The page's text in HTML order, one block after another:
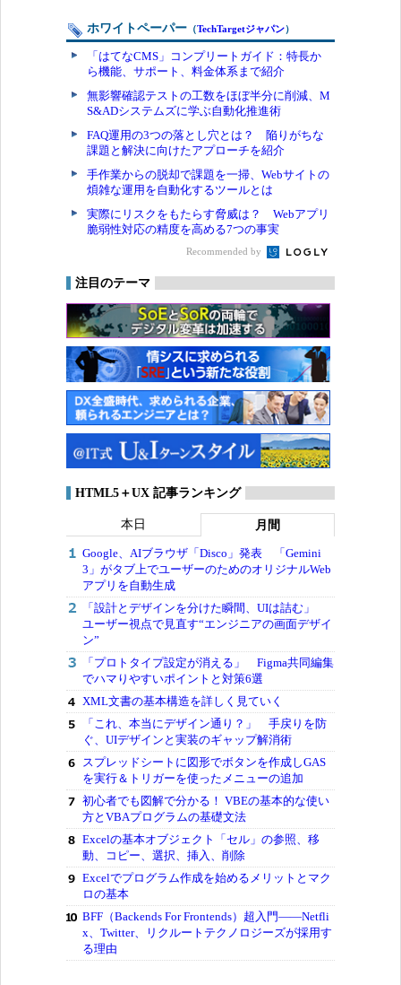
ホワイトペーパー （TechTargetジャパン）
「はてなCMS」コンプリートガイド：特長か
ら機能、サポート、料金体系まで紹介
無影響確認テストの工数をほぼ半分に削減、M
S&ADシステムズに学ぶ自動化推進術
FAQ運用の3つの落とし穴とは？ 陥りがちな
課題と解決に向けたアプローチを紹介
手作業からの脱却で課題を一掃、Webサイトの
煩雑な運用を自動化するツールとは
実際にリスクをもたらす脅威は？ Webアプリ
脆弱性対応の精度を高める7つの事実
Recommended by
注目のテーマ
HTML5＋UX 記事ランキング
本日 月間
Google、AIブラウザ「Disco」発表 「Gemini
3」がタブ上でユーザーのためのオリジナルWeb
アプリを自動生成
「設計とデザインを分けた瞬間、UIは詰む」
ユーザー視点で見直す“エンジニアの画面デザイ
ン”
「プロトタイプ設定が消える」 Figma共同編集
でハマりやすいポイントと対策6選
XML文書の基本構造を詳しく見ていく
「これ、本当にデザイン通り？」 手戻りを防
ぐ、UIデザインと実装のギャップ解消術
スプレッドシートに図形でボタンを作成しGAS
を実行＆トリガーを使ったメニューの追加
初心者でも図解で分かる！ VBEの基本的な使い
方とVBAプログラムの基礎文法
Excelの基本オブジェクト「セル」の参照、移
動、コピー、選択、挿入、削除
Excelでプログラム作成を始めるメリットとマク
ロの基本
BFF（Backends For Frontends）超入門――Netfli
x、Twitter、リクルートテクノロジーズが採用す
る理由